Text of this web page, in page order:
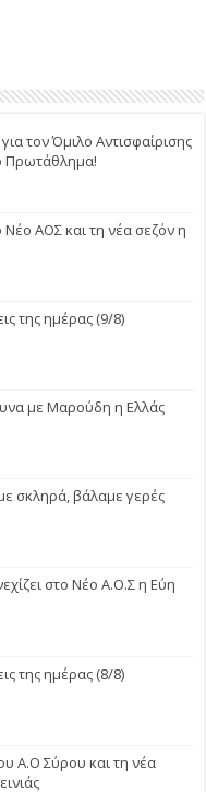
τον Όμιλο Αντισφαίρισης
Πρωτάθλημα!
Νέο ΑΟΣ και τη νέα σεζόν η
της ημέρας (9/8)
με Μαρούδη η Ελλάς
σκληρά, βάλαμε γερές
στο Νέο Α.Ο.Σ η Εύη
της ημέρας (8/8)
Α.Ο Σύρου και τη νέα